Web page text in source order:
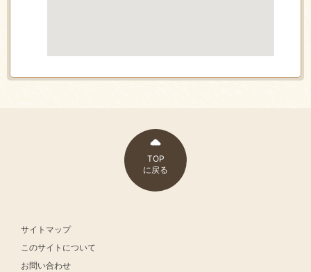
TOP
に戻る
サイトマップ
このサイトについて
お問い合わせ